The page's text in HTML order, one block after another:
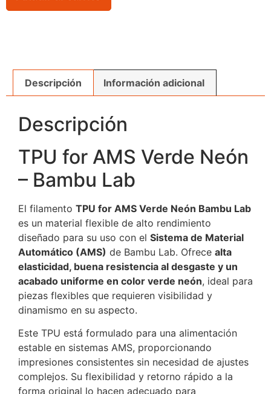
Descripción Información adicional
Descripción
TPU for AMS Verde Neón
– Bambu Lab
El filamento TPU for AMS Verde Neón Bambu Lab
es un material flexible de alto rendimiento
diseñado para su uso con el Sistema de Material
Automático (AMS) de Bambu Lab. Ofrece alta
elasticidad, buena resistencia al desgaste y un
acabado uniforme en color verde neón, ideal para
piezas flexibles que requieren visibilidad y
dinamismo en su aspecto.
Este TPU está formulado para una alimentación
estable en sistemas AMS, proporcionando
impresiones consistentes sin necesidad de ajustes
complejos. Su flexibilidad y retorno rápido a la
forma original lo hacen adecuado para